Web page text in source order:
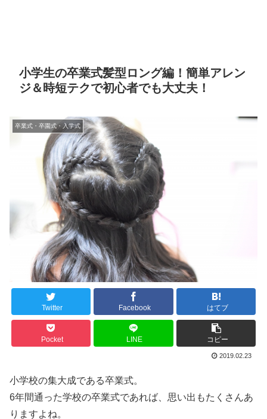
小学生の卒業式髪型ロング編！簡単アレン
ジ＆時短テクで初心者でも大丈夫！
卒業式・卒園式・入学式
Twitter Facebook はてブ
Pocket LINE コピー
2019.02.23
小学校の集大成である卒業式。
6年間通った学校の卒業式であれば、思い出もたくさんあ
りますよね。